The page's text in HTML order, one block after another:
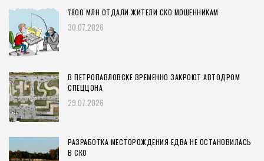
₸800 МЛН ОТДАЛИ ЖИТЕЛИ СКО МОШЕННИКАМ
30.07.2026
В ПЕТРОПАВЛОВСКЕ ВРЕМЕННО ЗАКРОЮТ АВТОДРОМ
СПЕЦЦОНА
29.07.2026
РАЗРАБОТКА МЕСТОРОЖДЕНИЯ ЕДВА НЕ ОСТАНОВИЛАСЬ
В СКО